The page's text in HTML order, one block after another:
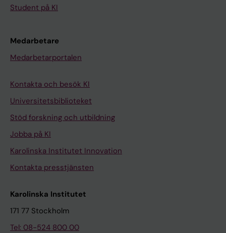
Student på KI
Medarbetare
Medarbetarportalen
Kontakta och besök KI
Universitetsbiblioteket
Stöd forskning och utbildning
Jobba på KI
Karolinska Institutet Innovation
Kontakta presstjänsten
Karolinska Institutet
171 77 Stockholm
Tel: 08-524 800 00